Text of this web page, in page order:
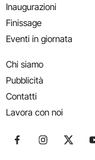
Inaugurazioni
Finissage
Eventi in giornata
Chi siamo
Pubblicità
Contatti
Lavora con noi
Seguici suSeguici su